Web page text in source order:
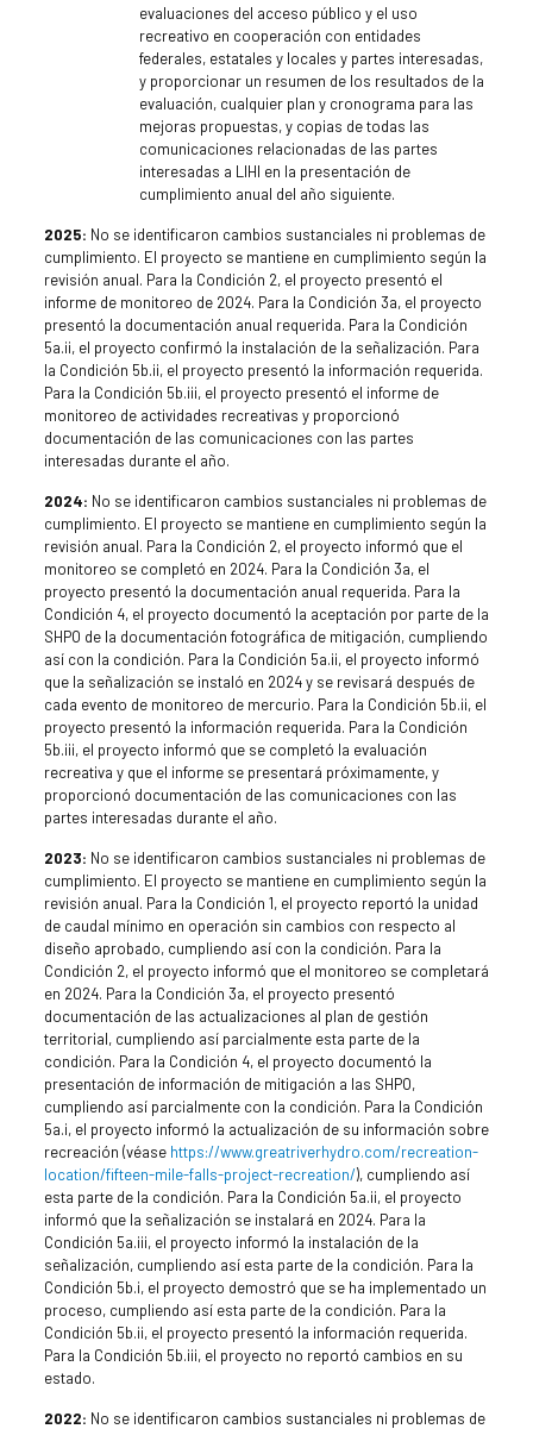
evaluaciones del acceso público y el uso
recreativo en cooperación con entidades
federales, estatales y locales y partes interesadas,
y proporcionar un resumen de los resultados de la
evaluación, cualquier plan y cronograma para las
mejoras propuestas, y copias de todas las
comunicaciones relacionadas de las partes
interesadas a LIHI en la presentación de
cumplimiento anual del año siguiente.
2025: No se identificaron cambios sustanciales ni problemas de
cumplimiento. El proyecto se mantiene en cumplimiento según la
revisión anual. Para la Condición 2, el proyecto presentó el
informe de monitoreo de 2024. Para la Condición 3a, el proyecto
presentó la documentación anual requerida. Para la Condición
5a.ii, el proyecto confirmó la instalación de la señalización. Para
la Condición 5b.ii, el proyecto presentó la información requerida.
Para la Condición 5b.iii, el proyecto presentó el informe de
monitoreo de actividades recreativas y proporcionó
documentación de las comunicaciones con las partes
interesadas durante el año.
2024: No se identificaron cambios sustanciales ni problemas de
cumplimiento. El proyecto se mantiene en cumplimiento según la
revisión anual. Para la Condición 2, el proyecto informó que el
monitoreo se completó en 2024. Para la Condición 3a, el
proyecto presentó la documentación anual requerida. Para la
Condición 4, el proyecto documentó la aceptación por parte de la
SHPO de la documentación fotográfica de mitigación, cumpliendo
así con la condición. Para la Condición 5a.ii, el proyecto informó
que la señalización se instaló en 2024 y se revisará después de
cada evento de monitoreo de mercurio. Para la Condición 5b.ii, el
proyecto presentó la información requerida. Para la Condición
5b.iii, el proyecto informó que se completó la evaluación
recreativa y que el informe se presentará próximamente, y
proporcionó documentación de las comunicaciones con las
partes interesadas durante el año.
2023: No se identificaron cambios sustanciales ni problemas de
cumplimiento. El proyecto se mantiene en cumplimiento según la
revisión anual. Para la Condición 1, el proyecto reportó la unidad
de caudal mínimo en operación sin cambios con respecto al
diseño aprobado, cumpliendo así con la condición. Para la
Condición 2, el proyecto informó que el monitoreo se completará
en 2024. Para la Condición 3a, el proyecto presentó
documentación de las actualizaciones al plan de gestión
territorial, cumpliendo así parcialmente esta parte de la
condición. Para la Condición 4, el proyecto documentó la
presentación de información de mitigación a las SHPO,
cumpliendo así parcialmente con la condición. Para la Condición
5a.i, el proyecto informó la actualización de su información sobre
recreación (véase https://www.greatriverhydro.com/recreation-
location/fifteen-mile-falls-project-recreation/), cumpliendo así
esta parte de la condición. Para la Condición 5a.ii, el proyecto
informó que la señalización se instalará en 2024. Para la
Condición 5a.iii, el proyecto informó la instalación de la
señalización, cumpliendo así esta parte de la condición. Para la
Condición 5b.i, el proyecto demostró que se ha implementado un
proceso, cumpliendo así esta parte de la condición. Para la
Condición 5b.ii, el proyecto presentó la información requerida.
Para la Condición 5b.iii, el proyecto no reportó cambios en su
estado.
2022: No se identificaron cambios sustanciales ni problemas de